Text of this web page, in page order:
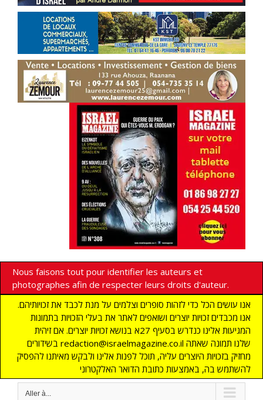
Nous faisons tout pour identifier les auteurs et
photographes afin de respecter leurs droits d'auteur.
אנו עושים הכל כדי לזהות סופרים וצלמים על מנת לכבד את זכויותיהם.
אנו מכבדים זכויות יוצרים ושואפים לאתר את בעלי הזכויות בתמונות
המגיעות אלינו כנדרש בסעיף 27א בנושא זכויות יוצרים. אם זיהית
בשידורים redaction@israelmagazine.co.il שלנו תמונה שאתה
מחזיק בזכויות היוצרים עליה, תוכל לפנות אלינו ולבקש מאיתנו להפסיק
להשתמש בה, באמצעות כתובת הדואר האלקטרוני
Aller à...